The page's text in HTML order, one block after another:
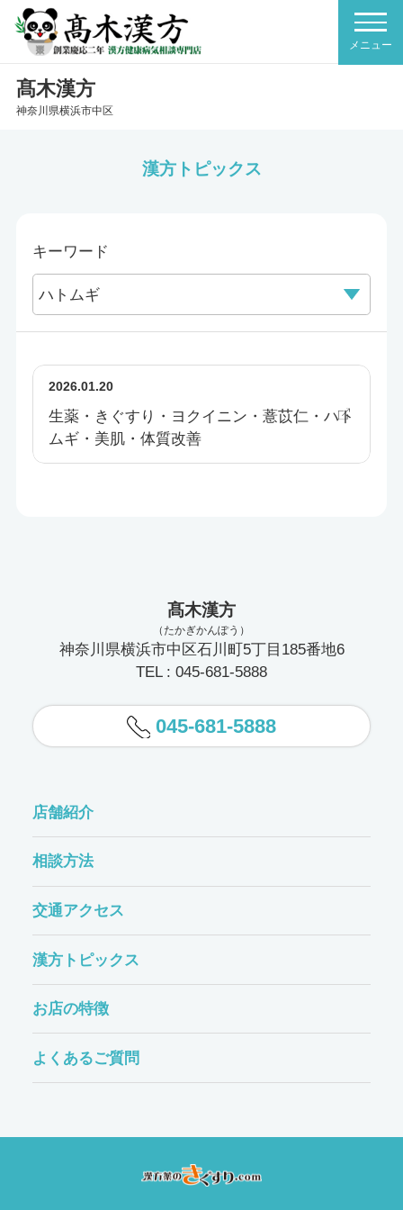
髙木漢方
神奈川県横浜市中区
漢方トピックス
キーワード
2026.01.20
生薬・きぐすり・ヨクイニン・薏苡仁・ハト
ムギ・美肌・体質改善
髙木漢方
（たかぎかんぽう）
神奈川県横浜市中区石川町5丁目185番地6
TEL : 045-681-5888
045-681-5888
店舗紹介
相談方法
交通アクセス
漢方トピックス
お店の特徴
よくあるご質問